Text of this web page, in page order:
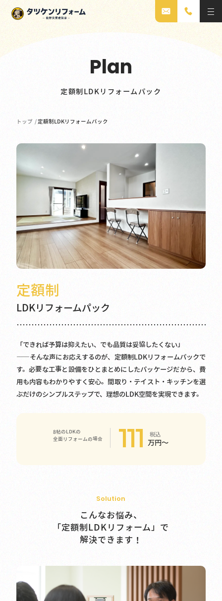
Plan
定額制LDKリフォームパック
トップ /定額制LDKリフォームパック
定額制
LDKリフォームパック
「できれば予算は抑えたい、でも品質は妥協したくない」
――そんな声にお応えするのが、定額制LDKリフォームパックで
す。必要な工事と設備をひとまとめにしたパッケージだから、費
用も内容もわかりやすく安心。間取り・テイスト・キッチンを選
ぶだけのシンプルステップで、理想のLDK空間を実現できます。
8帖のLDKの
全面リフォームの場合
111 税込
万円～
Solution
こんなお悩み、
「定額制LDKリフォーム」で
解決できます！